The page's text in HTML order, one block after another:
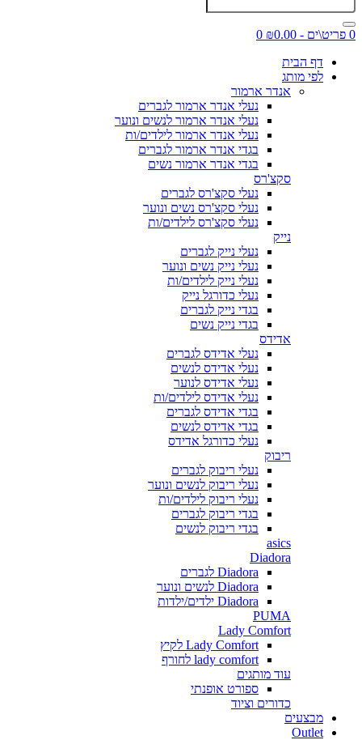
0 פריט\ים - ₪0.00
0
דף הבית
לפי מותג
אנדר ארמור
נעלי אנדר ארמור לגברים
נעלי אנדר ארמור לנשים ונוער
נעלי אנדר ארמור לילדים/ות
בגדי אנדר ארמור לגברים
בגדי אנדר ארמור נשים
סקצ'רס
נעלי סקצ'רס לגברים
נעלי סקצ'רס נשים ונוער
נעלי סקצ'רס לילדים/ות
נייק
נעלי נייק לגברים
נעלי נייק נשים ונוער
נעלי נייק לילדים/ות
נעלי כדורגל נייק
בגדי נייק לגברים
בגדי נייק נשים
אדידס
נעלי אדידס לגברים
נעלי אדידס לנשים
נעלי אדידס לנוער
נעלי אדידס לילדים/ות
בגדי אדידס לגברים
בגדי אדידס לנשים
נעלי כדורגל אדידס
ריבוק
נעלי ריבוק לגברים
נעלי ריבוק לנשים ונוער
נעלי ריבוק לילדים/ות
בגדי ריבוק לגברים
בגדי ריבוק לנשים
asics
Diadora
Diadora לגברים
Diadora לנשים ונוער
Diadora ילדים/ילדות
PUMA
Lady Comfort
Lady Comfort לקיץ
lady comfort לחורף
עוד מותגים
ספורט אופנתי
כדורים וציוד
מבצעים
Outlet